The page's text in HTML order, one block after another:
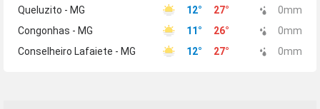
Queluzito - MG
12° 27° 0mm
Congonhas - MG
11° 26° 0mm
Conselheiro Lafaiete - MG
12° 27° 0mm